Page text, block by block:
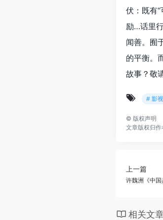
伏：既有
励…话里
闻善。囿
的平衡。
故事？敬
# 影
© 版权声明
文章版权归作
上一篇
许魏洲《中
相关文